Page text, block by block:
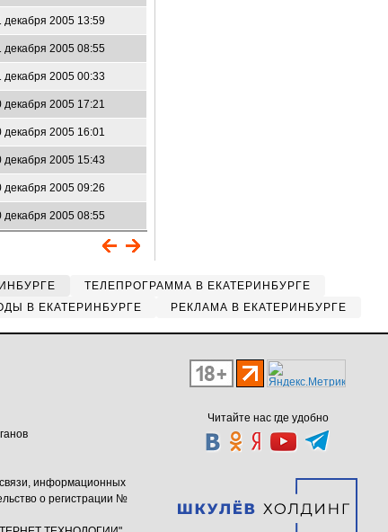
декабря 2005 13:59
декабря 2005 08:55
декабря 2005 00:33
декабря 2005 17:21
декабря 2005 16:01
декабря 2005 15:43
декабря 2005 09:26
декабря 2005 08:55
ТЕЛЕПРОГРАММА В ЕКАТЕРИНБУРГЕ
В ЕКАТЕРИНБУРГЕ РЕКЛАМА В ЕКАТЕРИНБУРГЕ
Читайте нас где удобно
информационных
о регистрации №